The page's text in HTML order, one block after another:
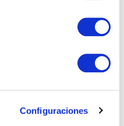
Configuraciones